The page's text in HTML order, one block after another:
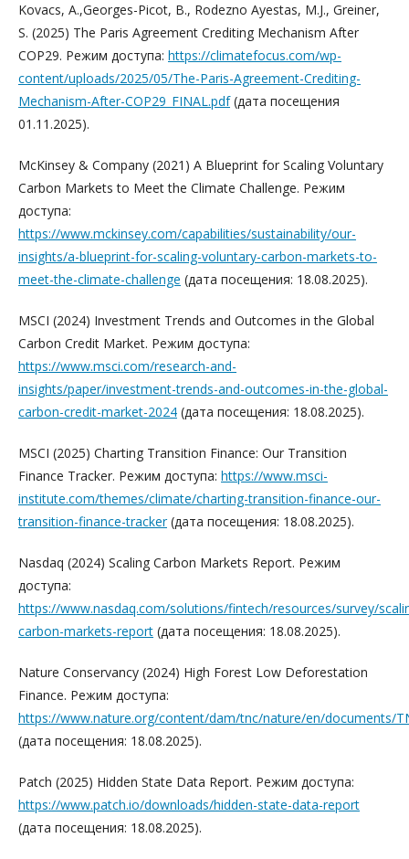
Kovacs, A.,Georges-Picot, B., Rodezno Ayestas, M.J., Greiner,
S. (2025) The Paris Agreement Crediting Mechanism After
COP29. Режим доступа: https://climatefocus.com/wp-
content/uploads/2025/05/The-Paris-Agreement-Crediting-
Mechanism-After-COP29_FINAL.pdf(дата посещения
01.11.2025).
McKinsey & Company (2021) A Blueprint for Scaling Voluntary
Carbon Markets to Meet the Climate Challenge. Режим
доступа:
https://www.mckinsey.com/capabilities/sustainability/our-
insights/a-blueprint-for-scaling-voluntary-carbon-markets-to-
meet-the-climate-challenge (дата посещения: 18.08.2025).
MSCI (2024) Investment Trends and Outcomes in the Global
Carbon Credit Market. Режим доступа:
https://www.msci.com/research-and-
insights/paper/investment-trends-and-outcomes-in-the-global-
carbon-credit-market-2024 (дата посещения: 18.08.2025).
MSCI (2025) Charting Transition Finance: Our Transition
Finance Tracker. Режим доступа: https://www.msci-
institute.com/themes/climate/charting-transition-finance-our-
transition-finance-tracker(дата посещения: 18.08.2025).
Nasdaq (2024) Scaling Carbon Markets Report. Режим
доступа:
https://www.nasdaq.com/solutions/fintech/resources/survey/
carbon-markets-report (дата посещения: 18.08.2025).
Nature Conservancy (2024) High Forest Low Deforestation
Finance. Режим доступа:
https://www.nature.org/content/dam/tnc/nature/en/documents/
(дата посещения: 18.08.2025).
Patch (2025) Hidden State Data Report. Режим доступа:
https://www.patch.io/downloads/hidden-state-data-report
(дата посещения: 18.08.2025).